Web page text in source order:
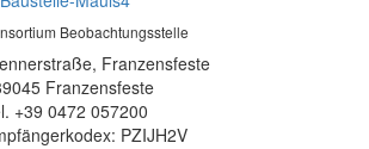
Beobachtungsstelle
Franzensfeste
Franzensfeste
+39 0472 057200
PZIJH2V